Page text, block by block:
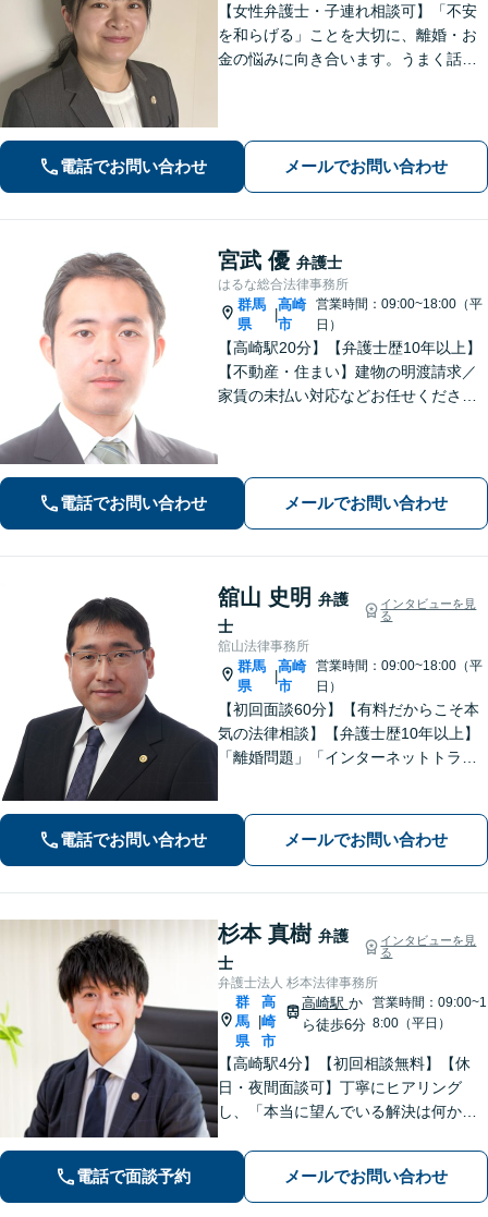
【女性弁護士・子連れ相談可】「不安
を和らげる」ことを大切に、離婚・お
金の悩みに向き合います。うまく話せ
電話でお問い合わせ メールでお問い合わせ
宮武 優 弁護士
はるな総合法律事務所
群馬
県
|
高崎
市
営業時間：09:00~18:00（平
日）
【高崎駅20分】【弁護士歴10年以上】
【不動産・住まい】建物の明渡請求／
家賃の未払い対応などお任せくださ
気軽にご相談ください。
電話でお問い合わせ メールでお問い合わせ
舘山 史明 弁護
士
インタビューを見
る
舘山法律事務所
群馬
県
|
高崎
市
営業時間：09:00~18:00（平
日）
【初回面談60分】【有料だからこそ本
気の法律相談】【弁護士歴10年以上】
「離婚問題」「インターネットトラブ
そして大胆に、オーダーメイドの弁護
を展開します【高崎駅徒歩15分】
電話でお問い合わせ メールでお問い合わせ
杉本 真樹 弁護
士
インタビューを見
る
弁護士法人 杉本法律事務所
群
馬
県
高
崎
市
高崎駅 か
ら徒歩6分
営業時間：09:00~1
8:00（平日）
【高崎駅4分】【初回相談無料】【休
日・夜間面談可】丁寧にヒアリング
し、「本当に望んでいる解決は何か」
きめ細やかな対応で、依頼者さまにご
満足いただけるように心がけておりま
す。お悩みの際は、ぜひご相談くださ
電話で面談予約 メールでお問い合わせ